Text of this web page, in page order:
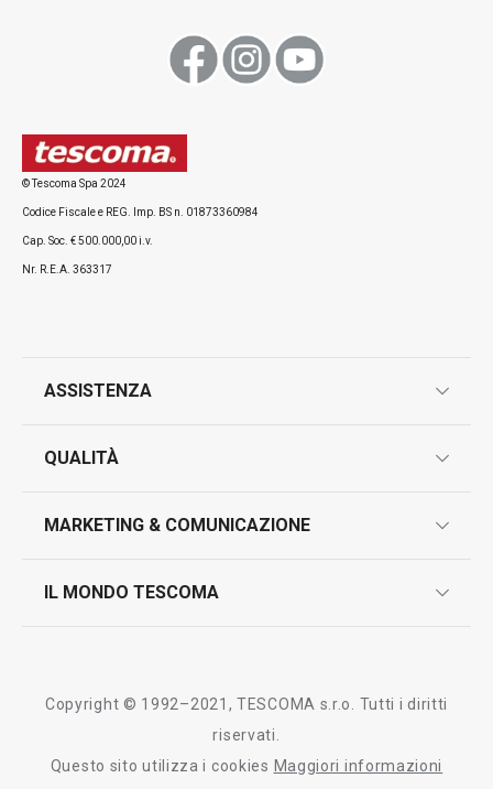
Wok PRESIDENT ø 30 cm
Visualizza
© Tescoma Spa 2024
Codice Fiscale e REG. Imp. BS n. 01873360984
Cap. Soc. € 500.000,00 i.v.
Nr. R.E.A. 363317
ASSISTENZA
contatti
QUALITÀ
test sui prodotti
MARKETING & COMUNICAZIONE
IL MONDO TESCOMA
Tescoma nel mondo
Copyright © 1992–2021, TESCOMA s.r.o. Tutti i diritti
riservati.
Questo sito utilizza i cookies Maggiori informazioni